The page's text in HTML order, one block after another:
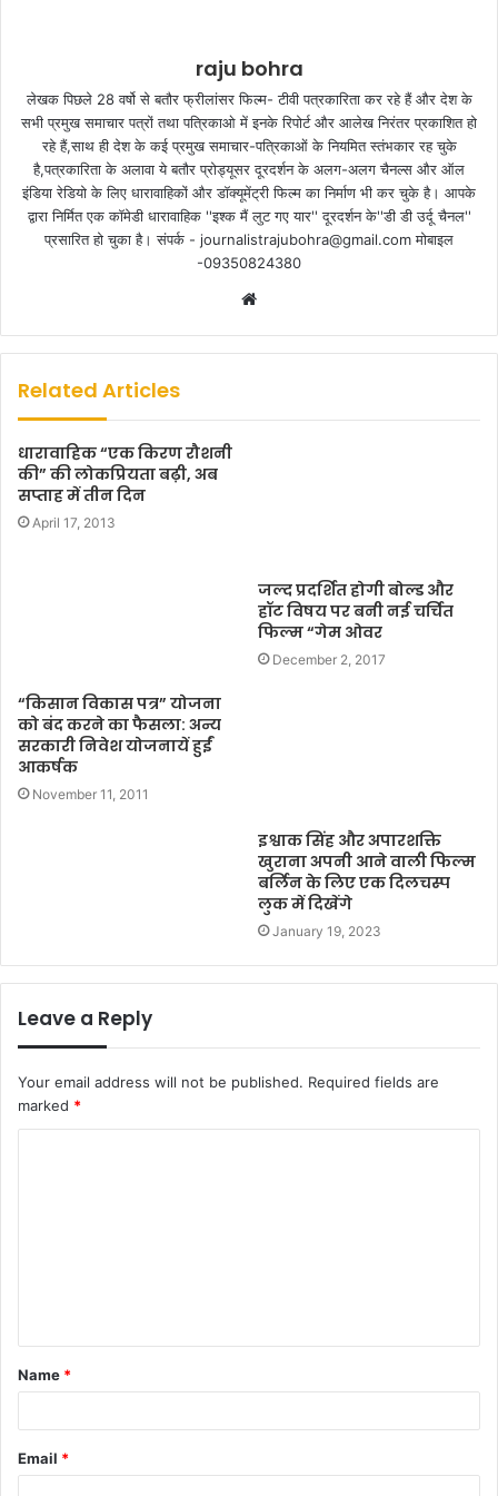
raju bohra
लेखक पिछले 28 वर्षो से बतौर फ्रीलांसर फिल्म- टीवी पत्रकारिता कर रहे हैं और देश के
सभी प्रमुख समाचार पत्रों तथा पत्रिकाओ में इनके रिपोर्ट और आलेख निरंतर प्रकाशित हो
रहे हैं,साथ ही देश के कई प्रमुख समाचार-पत्रिकाओं के नियमित स्तंभकार रह चुके
है,पत्रकारिता के अलावा ये बतौर प्रोड्यूसर दूरदर्शन के अलग-अलग चैनल्स और ऑल
इंडिया रेडियो के लिए धारावाहिकों और डॉक्यूमेंट्री फिल्म का निर्माण भी कर चुके है। आपके
द्वारा निर्मित एक कॉमेडी धारावाहिक ''इश्क मैं लुट गए यार'' दूरदर्शन के''डी डी उर्दू चैनल''
प्रसारित हो चुका है। संपर्क - journalistrajubohra@gmail.com मोबाइल
-09350824380
b
Related Articles
धारावाहिक “एक किरण रौशनी
की” की लोकप्रियता बढ़ी, अब
सप्ताह में तीन दिन
April 17, 2013
जल्द प्रदर्शित होगी बोल्ड और
हॉट विषय पर बनी नई चर्चित
फिल्म “गेम ओवर
December 2, 2017
“किसान विकास पत्र” योजना
को बंद करने का फैसला: अन्य
सरकारी निवेश योजनायें हुईं
आकर्षक
November 11, 2011
इश्वाक सिंह और अपारशक्ति
खुराना अपनी आने वाली फिल्म
बर्लिन के लिए एक दिलचस्प
लुक में दिखेंगे
January 19, 2023
Leave a Reply
Your email address will not be published. Required fields are
marked *
t
*
Name *
Email *